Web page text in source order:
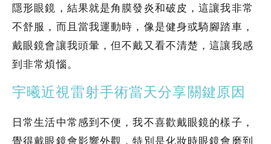
隱形眼鏡，結果就是角膜發炎和破皮，這讓我非常
不舒服，而且當我運動時，像是健身或騎腳踏車，
戴眼鏡會讓我頭暈，但不戴又看不清楚，這讓我感
到非常煩惱。
宇曦近視雷射手術當天分享關鍵原因
日常生活中常感到不便，我不喜歡戴眼鏡的樣子，
覺得戴眼鏡會影響外觀，特別是化妝時眼鏡會磨到